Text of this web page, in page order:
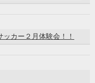
カー２月体験会！！